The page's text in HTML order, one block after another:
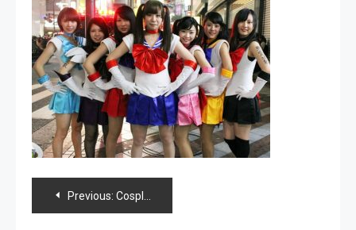
Navegación
Previous: Cosplayers inundan Japón para celebrar el Halloween